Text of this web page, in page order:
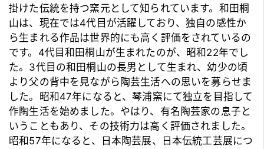
掛けた伝統を持つ窯元として知られています。和田桐
山は、現在では4代目が活躍しており、独自の感性か
ら生まれる作品は世界的にも高く評価をされているの
です。4代目和田桐山が生まれたのが、昭和22年でし
た。3代目の和田桐山の長男として生まれ、幼少の頃
より父の背中を見ながら陶芸生活への思いを募らせま
した。昭和47年になると、琴浦窯にて独立を目指して
作陶生活を始めました。やはり、有名陶芸家の息子と
いうこともあり、その技術力は高く評価されました。
昭和57年になると、日本陶芸展、日本伝統工芸展につ